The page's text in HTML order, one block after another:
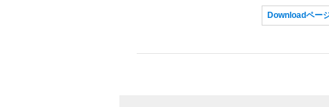
Downloadペー